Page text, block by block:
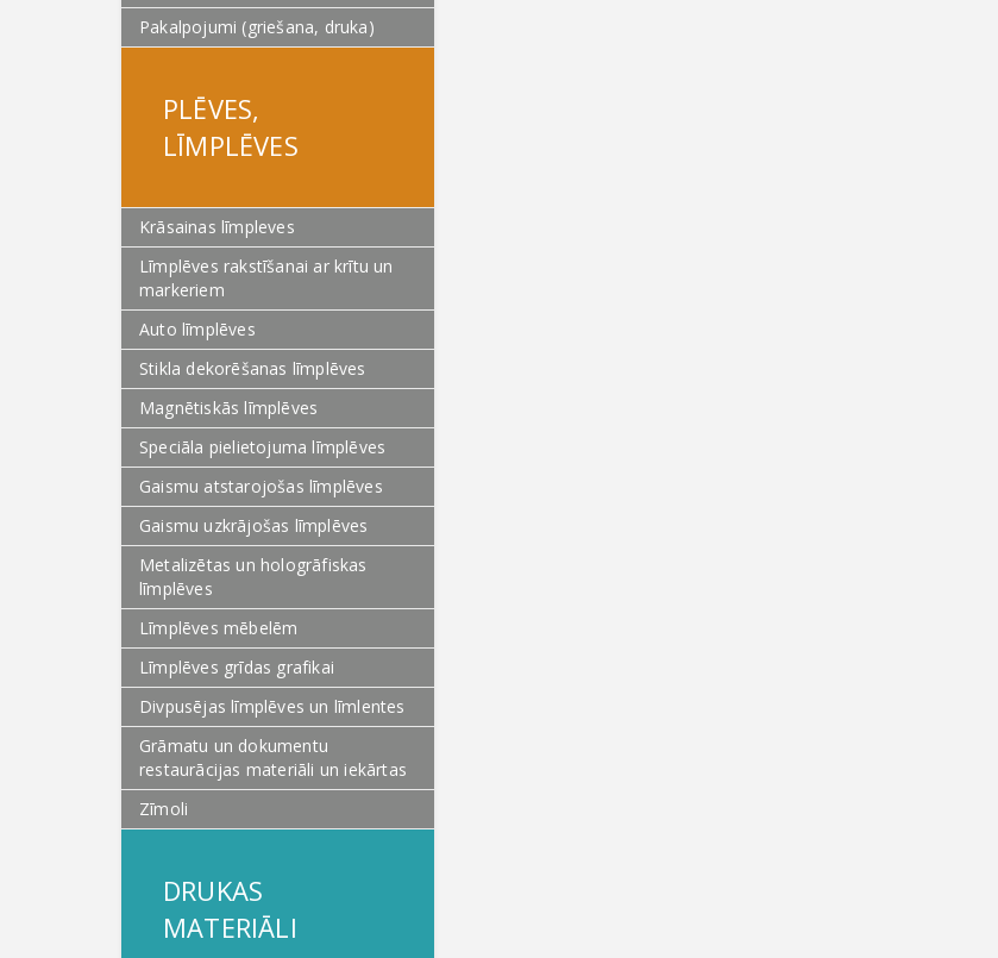
Pakalpojumi (griešana, druka)
PLĒVES,
LĪMPLĒVES
Krāsainas līmpleves
Līmplēves rakstīšanai ar krītu un
markeriem
Auto līmplēves
Stikla dekorēšanas līmplēves
Magnētiskās līmplēves
Speciāla pielietojuma līmplēves
Gaismu atstarojošas līmplēves
Gaismu uzkrājošas līmplēves
Metalizētas un hologrāfiskas
līmplēves
Līmplēves mēbelēm
Līmplēves grīdas grafikai
Divpusējas līmplēves un līmlentes
Grāmatu un dokumentu
restaurācijas materiāli un iekārtas
Zīmoli
DRUKAS
MATERIĀLI